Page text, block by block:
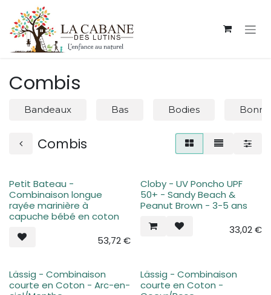
Se rendre au contenu
Combis
Bandeaux Bas Bodies
Combis
Petit Bateau -
Combinaison longue
rayée marinière à
capuche bébé en coton
53,72€
Cloby - UV Poncho UPF
50+ - Sandy Beach &
Peanut Brown - 3-5 ans
33,02€
Lässig - Combinaison
courte en Coton - Arc-en-
Lässig - Combinaison
courte en Coton -